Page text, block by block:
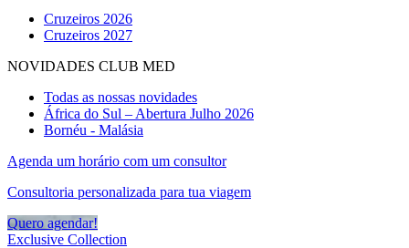
Cruzeiros 2026
Cruzeiros 2027
NOVIDADES CLUB MED
Todas as nossas novidades
África do Sul – Abertura Julho 2026
Bornéu - Malásia
Agenda um horário com um consultor
Consultoria personalizada para tua viagem
Quero agendar!
Exclusive Collection